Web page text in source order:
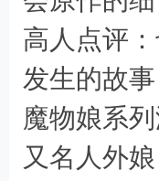
高人点评
发生的故
魔物娘系
又名人外